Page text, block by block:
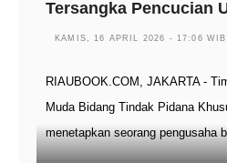
Tersangka Pencucian
KAMIS, 16 APRIL 2026 - 17:06 WIB
RIAUBOOK.COM, JAKARTA -
Muda Bidang Tindak Pidana
menetapkan seorang pengusaha